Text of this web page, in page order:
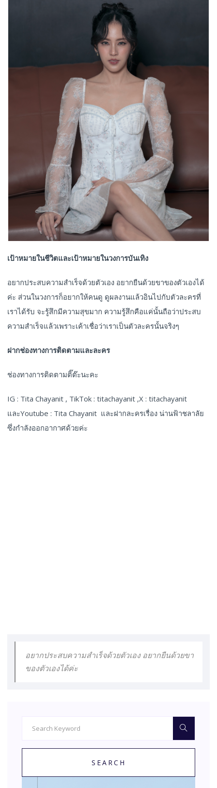
เป้าหมายในชีวิตและเป้าหมายในวงการบันเทิง
อยากประสบความสำเร็จด้วยตัวเอง อยากยืนด้วยขาของตัวเองได้
ค่ะ ส่วนในวงการก็อยากให้คนดู ดูผลงานแล้วอินไปกับตัวละครที่
เราได้รับ จะรู้สึกมีความสุขมาก ความรู้สึกคือแค่นั้นถือว่าประสบ
ความสำเร็จแล้วเพราะเค้าเชื่อว่าเราเป็นตัวละครนั้นจริงๆ
ฝากช่องทางการติดตามและละคร
ช่องทางการติดตามติ๊ต๊ะนะคะ
IG : Tita Chayanit , TikTok : titachayanit ,X : titachayanit
และYoutube : Tita Chayanit และฝากละครเรื่อง น่านฟ้าชลาลัย
ซึ่งกำลังออกอากาศด้วยค่ะ
อยากประสบความสำเร็จด้วยตัวเอง อยากยืนด้วยขา
ของตัวเองได้ค่ะ
SEARCH